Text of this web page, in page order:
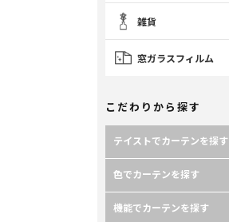
雑貨
窓ガラスフィルム
こだわりから探す
テイストでカーテンを探す
色でカーテンを探す
機能でカーテンを探す